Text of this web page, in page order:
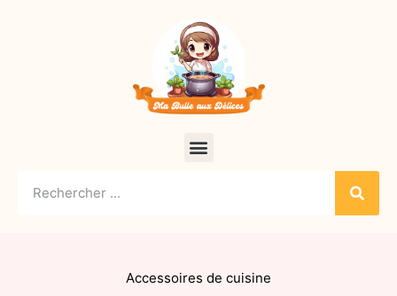
Accessoires de cuisine